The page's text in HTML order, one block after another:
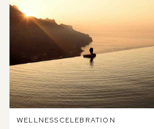
WELLNESSCELEBRATION